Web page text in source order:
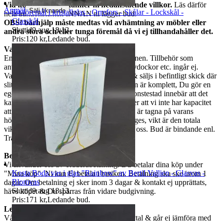
Vid köp av oss godkänner ni nedanstående villkor. Läs därför
hela auktionstexten INNAN ni lägger bud.
OBS! bärhjälp måste medtas vid avhämtning av möbler eller
andra stora och/eller tunga föremål då vi ej tillhandahåller det.
Varubeskrivning
Endast det ni ser på bilderna ingår i auktionen. Tillbehör som
används vid fotografering, som stativ, provdockor etc. ingår ej.
Varorna är begagnade om ej annat anges & säljs i befintligt skick där
slitage kan finnas. Vi garanterar ej att varan är komplett, Du gör en
egen bedömning enligt bilderna. Ej funktionstestad innebär att det
kan saknas delar, att den är ur funktion eller att vi inte har kapacitet
att utföra ett funktionstest. Mått som anges är tagna på varans
högsta/längsta/bredaste del om annat ej anges, vikt är den totala
vikten på varan. Vid frågor måste ni maila oss. Bud är bindande enl.
Traderas regler.
Betalning
Vi använder oss av Traderabetalning. Du betalar dina köp under
"Mina köp". Ni kan Ej betala i butiken. Betalning ska ske inom 1
dagar. Om betalning ej sker inom 3 dagar & kontakt ej upprättats,
hävs köpet & Du spärras från vidare budgivning.
Leverans & Samfrakt
Våra fraktpriser baseras på eget företagsavtal & går ej jämföra med
Anmäl Sälj liknande
3st föremål i kristallglas - Orrefors - Skålar - Lockskål -
Glasskål
Sluttid9 aug 18:12.
Pris:120 kr,Ledande bud.
Kosta Boda vas i glas "Rainbow" av Bertil Vallien - Glasvas -
Blomvas
Sluttid9 aug 18:13.
Pris:171 kr,Ledande bud.